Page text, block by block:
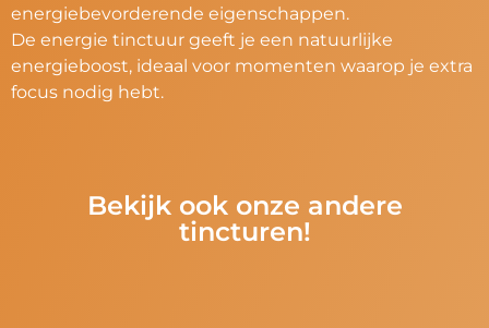
energiebevorderende eigenschappen.
De energie tinctuur geeft je een natuurlijke
energieboost, ideaal voor momenten waarop je extra
focus nodig hebt.
Bekijk ook onze andere
tincturen!